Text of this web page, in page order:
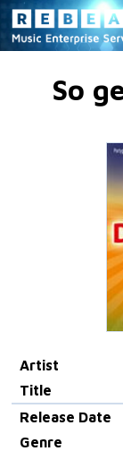
So
Artist
Title
Release Date
Genre